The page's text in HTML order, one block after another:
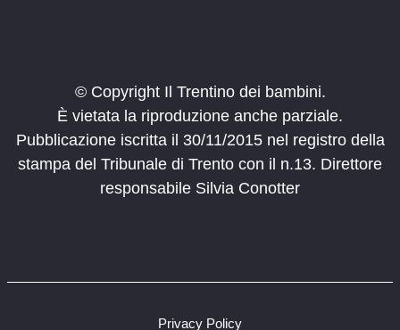
© Copyright Il Trentino dei bambini.
È vietata la riproduzione anche parziale.
Pubblicazione iscritta il 30/11/2015 nel registro della
stampa del Tribunale di Trento con il n.13. Direttore
responsabile Silvia Conotter
Privacy Policy